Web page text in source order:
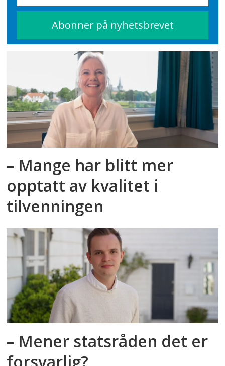
– Mange har blitt mer
opptatt av kvalitet i
tilvenningen
– Mener statsråden det er
forsvarlig?